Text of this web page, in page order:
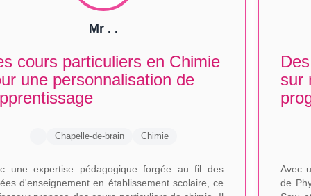
Mr . .
cours particuliers en Chimie
une personnalisation de
Chapelle-de-brain Chimie
une expertise pédagogique forgée au fil des
d'enseignement en établissement scolaire, ce
sur
Avec
de